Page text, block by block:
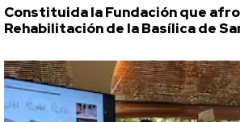
Constituida la Fundación que
Rehabilitación de la Basílica de